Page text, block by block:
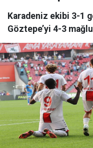
Karadeniz ekibi 3-1
Göztepe’yi 4-3